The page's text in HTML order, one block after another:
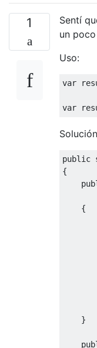
1
Sentí
un
Uso:
var
var
public
{
{
}